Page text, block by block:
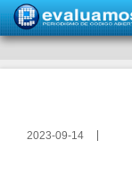
2023-09-14